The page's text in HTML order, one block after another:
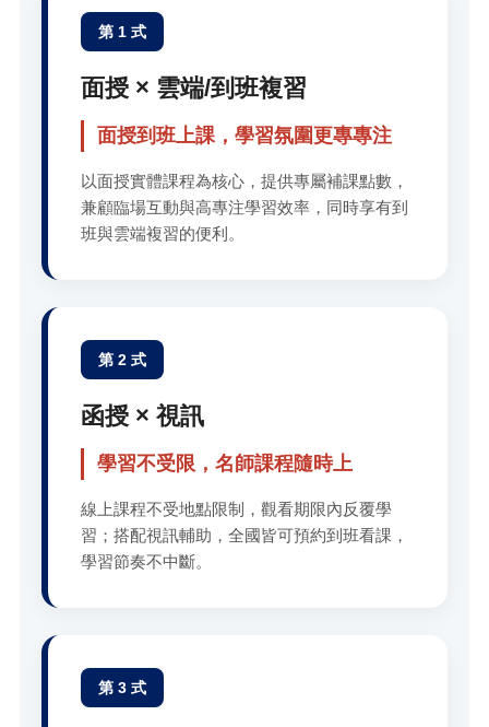
第 1 式
面授 × 雲端/到班複習
面授到班上課，學習氛圍更專專注
以面授實體課程為核心，提供專屬補課點數，
兼顧臨場互動與高專注學習效率，同時享有到
班與雲端複習的便利。
第 2 式
函授 × 視訊
學習不受限，名師課程隨時上
線上課程不受地點限制，觀看期限內反覆學
習；搭配視訊輔助，全國皆可預約到班看課，
學習節奏不中斷。
第 3 式